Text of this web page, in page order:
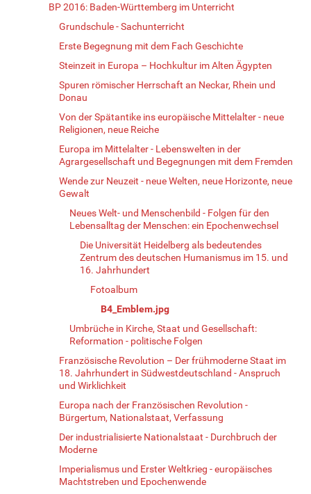
BP 2016: Baden-Württemberg im Unterricht
Grundschule - Sachunterricht
Erste Begegnung mit dem Fach Geschichte
Steinzeit in Europa – Hochkultur im Alten Ägypten
Spuren römischer Herrschaft an Neckar, Rhein und
Donau
Von der Spätantike ins europäische Mittelalter - neue
Religionen, neue Reiche
Europa im Mittelalter - Lebenswelten in der
Agrargesellschaft und Begegnungen mit dem Fremden
Wende zur Neuzeit - neue Welten, neue Horizonte, neue
Gewalt
Neues Welt- und Menschenbild - Folgen für den
Lebensalltag der Menschen: ein Epochenwechsel
Die Universität Heidelberg als bedeutendes
Zentrum des deutschen Humanismus im 15. und
16. Jahrhundert
Fotoalbum
B4_Emblem.jpg
Umbrüche in Kirche, Staat und Gesellschaft:
Reformation - politische Folgen
Französische Revolution – Der frühmoderne Staat im
18. Jahrhundert in Südwestdeutschland - Anspruch
und Wirklichkeit
Europa nach der Französischen Revolution -
Bürgertum, Nationalstaat, Verfassung
Der industrialisierte Nationalstaat - Durchbruch der
Moderne
Imperialismus und Erster Weltkrieg - europäisches
Machtstreben und Epochenwende